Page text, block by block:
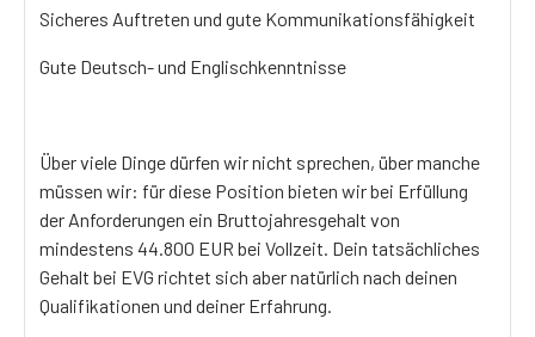
Sicheres Auftreten und gute Kommunikationsfähigkeit
Gute Deutsch- und Englischkenntnisse
Über viele Dinge dürfen wir nicht sprechen, über manche
müssen wir: für diese Position bieten wir bei Erfüllung
der Anforderungen ein Bruttojahresgehalt von
mindestens 44.800 EUR bei Vollzeit. Dein tatsächliches
Gehalt bei EVG richtet sich aber natürlich nach deinen
Qualifikationen und deiner Erfahrung.